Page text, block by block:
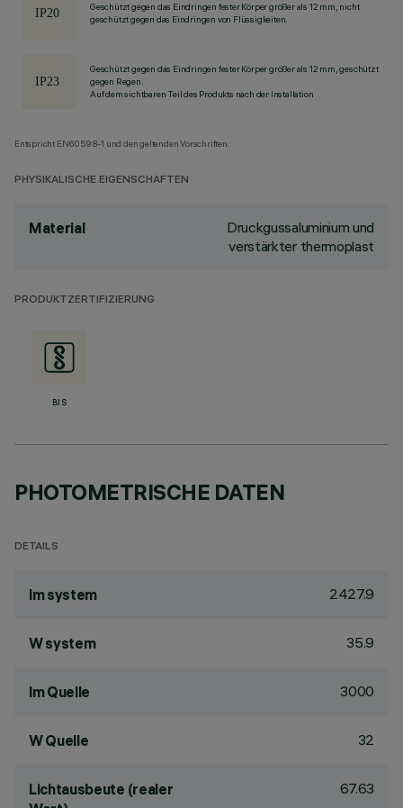
Geschützt gegen das Eindringen fester Körper größer als 12 mm, nicht
geschützt gegen das Eindringen von Flüssigkeiten.
Geschützt gegen das Eindringen fester Körper größer als 12 mm, geschützt
gegen Regen.
Auf dem sichtbaren Teil des Produkts nach der Installation
Entspricht EN60598-1 und den geltenden Vorschriften.
PHYSIKALISCHE EIGENSCHAFTEN
Material
Druckgussaluminium und
verstärkter thermoplast
PRODUKTZERTIFIZIERUNG
BIS
PHOTOMETRISCHE DATEN
DETAILS
lm system 2427.9
W system 35.9
lm Quelle 3000
W Quelle 32
Lichtausbeute (realer
67.63